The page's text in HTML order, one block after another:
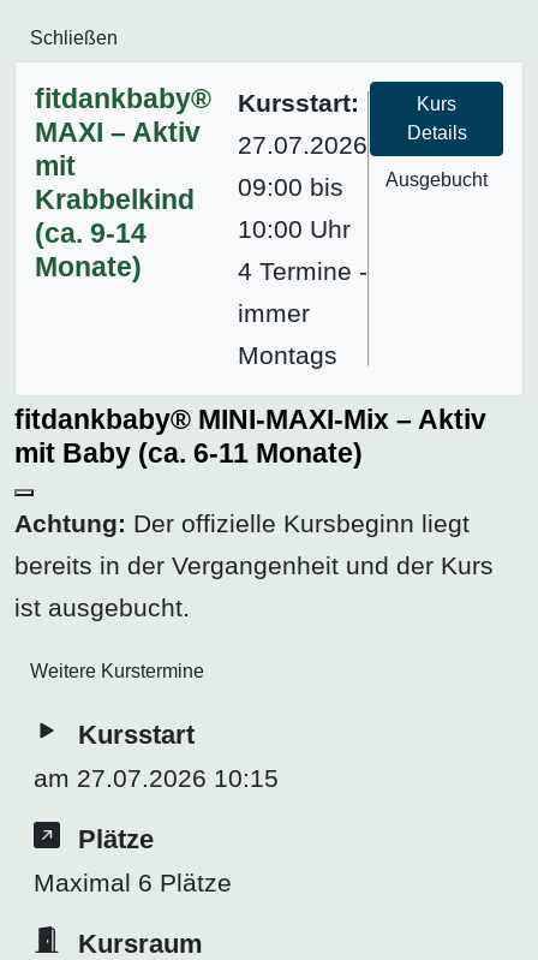
Schließen
fitdankbaby®
MAXI – Aktiv
mit
Krabbelkind
(ca. 9-14
Monate)
Kursstart:
27.07.2026
09:00 bis
10:00 Uhr
4 Termine -
immer
Montags
Kurs
Details
Ausgebucht
fitdankbaby® MINI-MAXI-Mix – Aktiv
mit Baby (ca. 6-11 Monate)
Achtung: Der offizielle Kursbeginn liegt
bereits in der Vergangenheit und der Kurs
ist ausgebucht.
Weitere Kurstermine
Kursstart
am 27.07.2026 10:15
Plätze
Maximal 6 Plätze
Kursraum